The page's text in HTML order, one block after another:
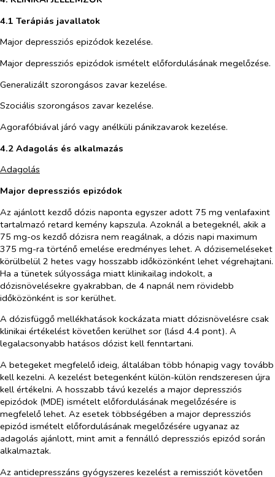
4.1 Terápiás javallatok
Major depressziós epizódok kezelése.
Major depressziós epizódok ismételt előfordulásának megelőzése.
Generalizált szorongásos zavar kezelése.
Szociális szorongásos zavar kezelése.
Agorafóbiával járó vagy anélküli pánikzavarok kezelése.
4.2 Adagolás és alkalmazás
Adagolás
Major depressziós epizódok
Az ajánlott kezdő dózis naponta egyszer adott 75 mg venlafaxint
tartalmazó retard kemény kapszula. Azoknál a betegeknél, akik a
75 mg-os kezdő dózisra nem reagálnak, a dózis napi maximum
375 mg-ra történő emelése eredményes lehet. A dózisemeléseket
körülbelül 2 hetes vagy hosszabb időközönként lehet végrehajtani.
Ha a tünetek súlyossága miatt klinikailag indokolt, a
dózisnövelésekre gyakrabban, de 4 napnál nem rövidebb
időközönként is sor kerülhet.
A dózisfüggő mellékhatások kockázata miatt dózisnövelésre csak
klinikai értékelést követően kerülhet sor (lásd 4.4 pont). A
legalacsonyabb hatásos dózist kell fenntartani.
A betegeket megfelelő ideig, általában több hónapig vagy tovább
kell kezelni. A kezelést betegenként külön-külön rendszeresen újra
kell értékelni. A hosszabb távú kezelés a major depressziós
epizódok (MDE) ismételt előfordulásának megelőzésére is
megfelelő lehet. Az esetek többségében a major depressziós
epizód ismételt előfordulásának megelőzésére ugyanaz az
adagolás ajánlott, mint amit a fennálló depressziós epizód során
alkalmaztak.
Az antidepresszáns gyógyszeres kezelést a remissziót követően